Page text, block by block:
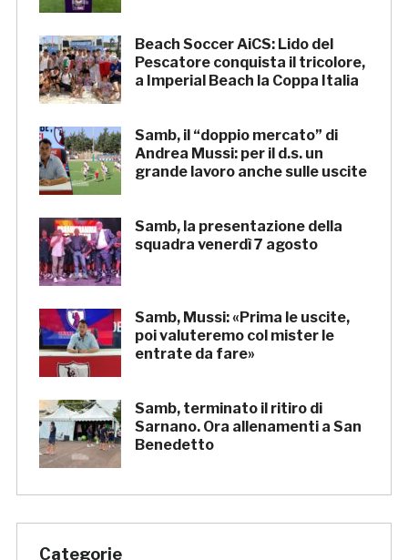
Beach Soccer AiCS: Lido del
Pescatore conquista il tricolore,
a Imperial Beach la Coppa Italia
Samb, il “doppio mercato” di
Andrea Mussi: per il d.s. un
grande lavoro anche sulle uscite
Samb, la presentazione della
squadra venerdì 7 agosto
Samb, Mussi: «Prima le uscite,
poi valuteremo col mister le
entrate da fare»
Samb, terminato il ritiro di
Sarnano. Ora allenamenti a San
Benedetto
Categorie